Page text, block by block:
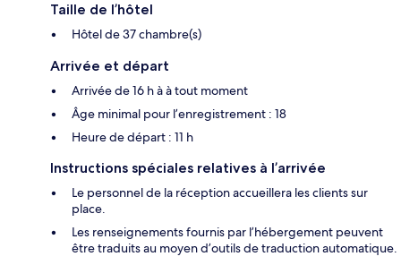
Taille de l’hôtel
Hôtel de 37 chambre(s)
Arrivée et départ
Arrivée de 16 h à à tout moment
Âge minimal pour l’enregistrement : 18
Heure de départ : 11 h
Instructions spéciales relatives à l’arrivée
Le personnel de la réception accueillera les clients sur
place.
Les renseignements fournis par l’hébergement peuvent
être traduits au moyen d’outils de traduction automatique.